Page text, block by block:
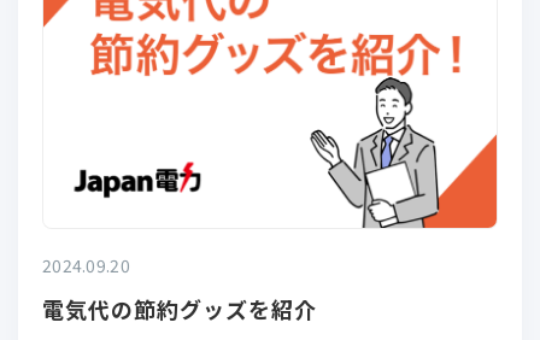
2024.09.20
電気代の節約グッズを紹介